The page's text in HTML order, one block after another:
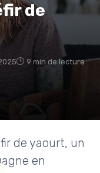
de
9 min de lecture
de yaourt, un
en